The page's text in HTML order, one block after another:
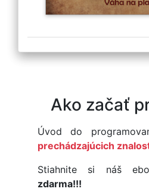
Ako začať
Úvod do
prechádzajúcich
Stiahnite si náš
zdarma!!!